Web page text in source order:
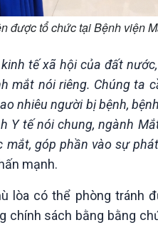
được tổ chức tại Bệnh viện
tế xã hội của đất
mắt nói riêng. Chúng ta
nhiêu người bị bệnh,
Y tế nói chung, ngành
góp phần vào sự
mạnh.
lòa có thể phòng tránh
chính sách bằng bằng